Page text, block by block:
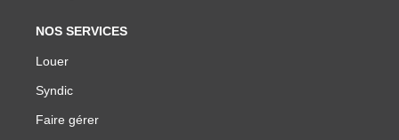
NOS SERVICES
Louer
Syndic
Faire gérer